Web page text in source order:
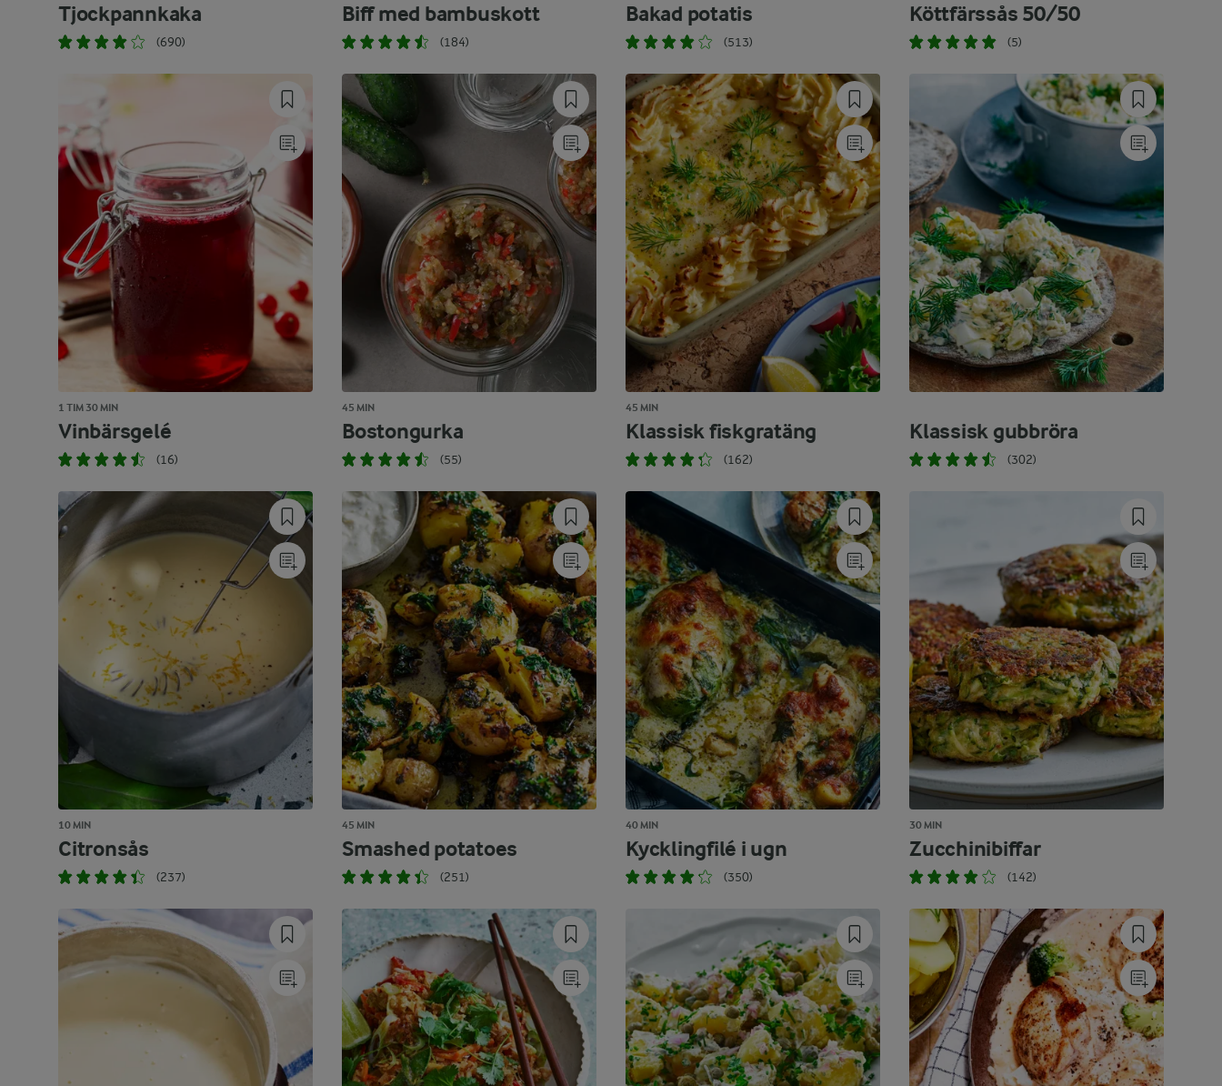
Tjockpannkaka
(690)
Biff med bambuskott
(184)
Bakad potatis
(513)
Köttfärssås 50/50
(5)
1 TIM 30 MIN
Vinbärsgelé
(16)
45 MIN
Bostongurka
(55)
45 MIN
Klassisk fiskgratäng
(162)
Klassisk gubbröra
(302)
10 MIN
Citronsås
(237)
45 MIN
Smashed potatoes
(251)
40 MIN
Kycklingfilé i ugn
(350)
30 MIN
Zucchinibiffar
(142)